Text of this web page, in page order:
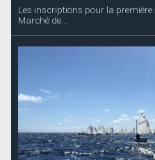
Les inscriptions pour la première
Marché de...